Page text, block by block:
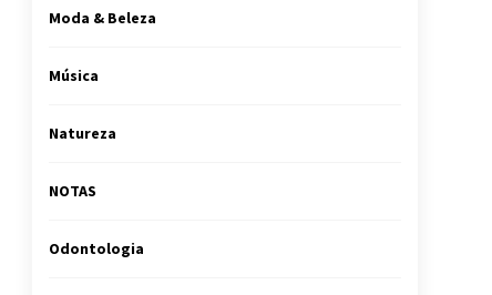
Moda & Beleza
Música
Natureza
NOTAS
Odontologia